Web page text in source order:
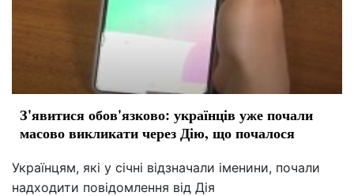
З'явитися обов'язково: українців уже почали
масово викликати через Дію, що почалося
Українцям, які у січні відзначали іменини, почали
надходити повідомлення від Дія